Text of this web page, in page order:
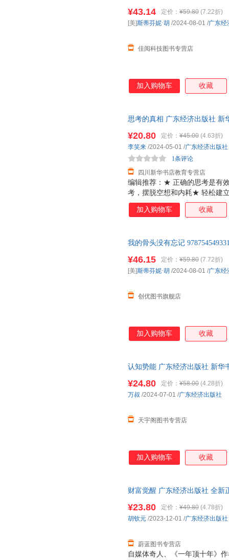
¥43.14 定价： ¥59.80 (7.22折)
佳阅科技图书专营店
[美]斯蒂芬妮·胡 /2024-08-01 /广东经
加入购物车 收藏
思考的真相 广东经济出版社 新
编辑推荐：★ 正确的思考是有
考，摆脱空想和内耗★ 轻松建
变得简单★ “无论生活的哪一方
流、对孩子的教育，都依赖正
¥20.80 定价： ¥45.00 (4.63折)
四川新华书店教育专营店
1条评论
李笑来 /2024-05-01 /广东经济出版社
加入购物车 收藏
我的骨头没有忘记
¥46.15 定价： ¥59.80 (7.72折)
创优图书旗舰店
[美]斯蒂芬妮·胡 /2024-08-01 /广东经
加入购物车 收藏
认知势能 广东经济出版社 新华
¥24.80 定价： ¥58.00 (4.28折)
天宇阁图书专营店
万叔 /2024-07-01 /广东经济出版社
加入购物车 收藏
财富觉醒 广东经济出版社 全新
自媒体奇人、《一年顶十年》
¥23.80 定价： ¥49.80 (4.78折)
蔚蓝图书专营店
胡钦元 /2023-12-01 /广东经济出版社